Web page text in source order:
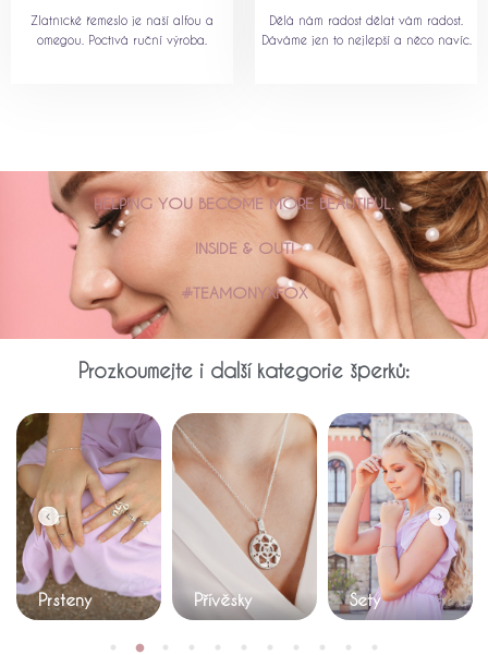
Zlatnické řemeslo je naší alfou a
omegou. Poctivá ruční výroba.
Dělá nám radost dělat vám radost.
Dáváme jen to nejlepší a něco navíc.
HELPING YOU BECOME MORE BEAUTIFUL.
INSIDE & OUT!
#TEAMONYXFOX
Prozkoumejte i další kategorie šperků:
Prsteny Přívěsky Sety